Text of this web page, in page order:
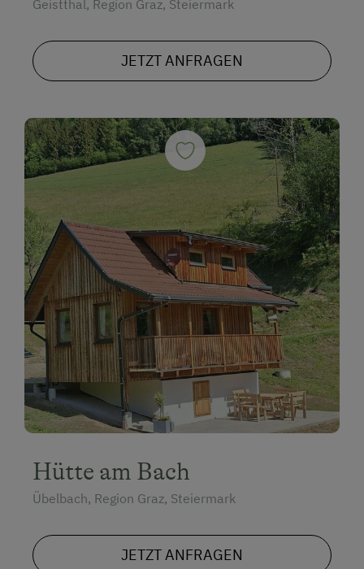
Geistthal, Region Graz, Steiermark
JETZT ANFRAGEN
Hütte am Bach
Übelbach, Region Graz, Steiermark
JETZT ANFRAGEN